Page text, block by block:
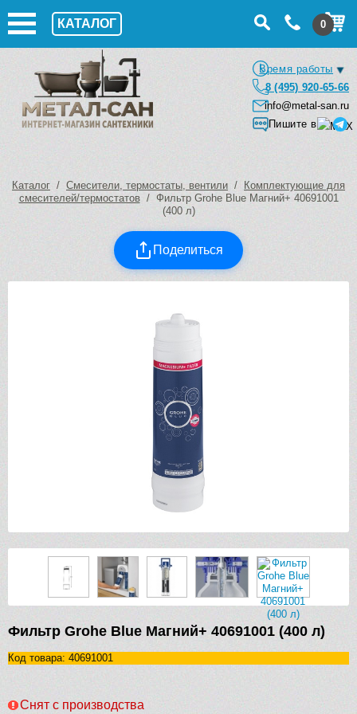
КАТАЛОГ 0
Время работы
8 (495) 920-65-66
info@metal-san.ru
Пишите в
Каталог / Смесители, термостаты, вентили /
Комплектующие для
смесителей/термостатов/ Фильтр Grohe Blue Магний+ 40691001
(400 л)
Поделиться
Фильтр Grohe Blue Магний+ 40691001 (400 л)
Код товара: 40691001
Снят с производства